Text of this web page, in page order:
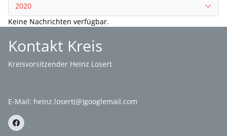
2020
Keine Nachrichten verfügbar.
Kontakt Kreis
Kreisvorsitzender Heinz Losert
E-Mail: heinz.losert(@)googlemail.com